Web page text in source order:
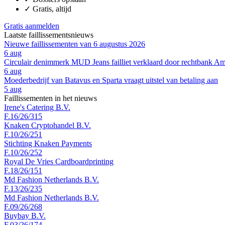
✓ Gratis, altijd
Gratis aanmelden
Laatste faillissementsnieuws
Nieuwe faillissementen van 6 augustus 2026
6 aug
Circulair denimmerk MUD Jeans failliet verklaard door rechtbank
6 aug
Moederbedrijf van Batavus en Sparta vraagt uitstel van betaling aan
5 aug
Faillissementen in het nieuws
Irene's Catering B.V.
F.16/26/315
Knaken Cryptohandel B.V.
F.10/26/251
Stichting Knaken Payments
F.10/26/252
Royal De Vries Cardboardprinting
F.18/26/151
Md Fashion Netherlands B.V.
F.13/26/235
Md Fashion Netherlands B.V.
F.09/26/268
Buybay B.V.